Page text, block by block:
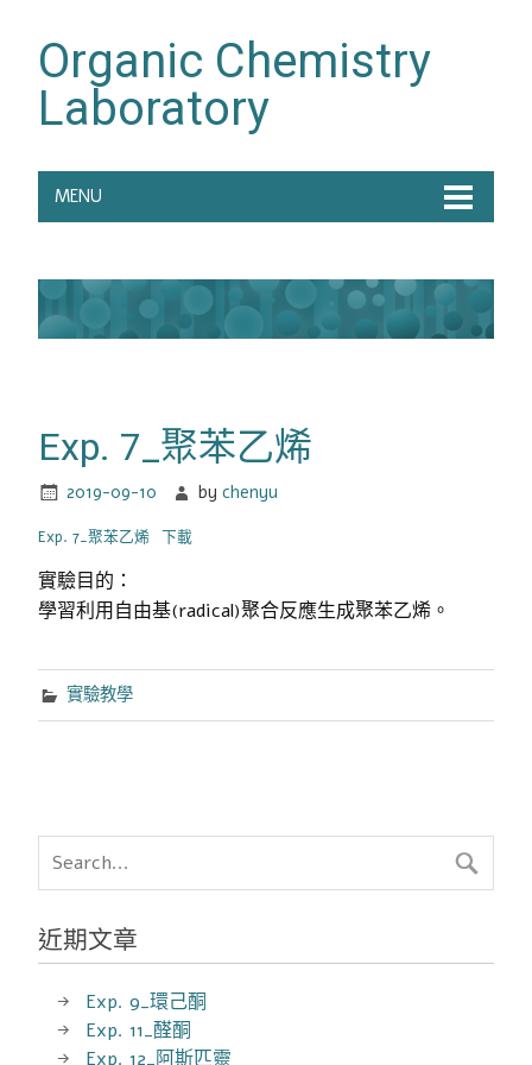
Organic Chemistry
Laboratory
MENU
Exp. 7_聚苯乙烯
2019-09-10 bychenyu
Exp. 7_聚苯乙烯 下載
實驗目的：
學習利用自由基(radical)聚合反應生成聚苯乙烯。
實驗教學
近期文章
Exp. 9_環己酮
Exp. 11_醛酮
Exp. 12_阿斯匹靈